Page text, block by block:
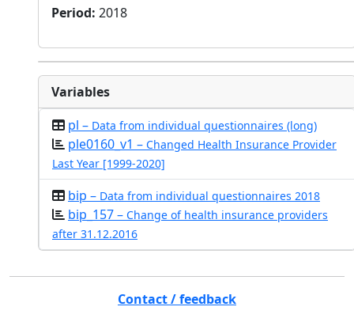
Period: 2018
Variables
pl – Data from individual questionnaires (long)
ple0160_v1 – Changed Health Insurance Provider
Last Year [1999-2020]
bip – Data from individual questionnaires 2018
bip_157 – Change of health insurance providers
after 31.12.2016
Contact / feedback